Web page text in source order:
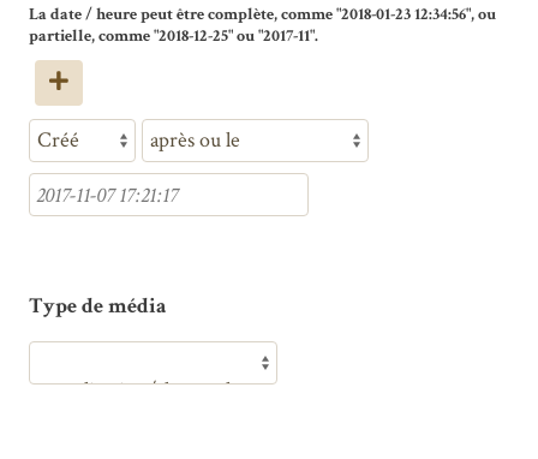
La date / heure peut être complète, comme "2018-01-23 12:34:56", ou
partielle, comme "2018-12-25" ou "2017-11".
Type de média